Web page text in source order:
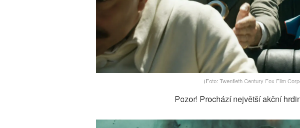
(Foto: Twentieth Century Fox Film
Pozor! Prochází největší akční